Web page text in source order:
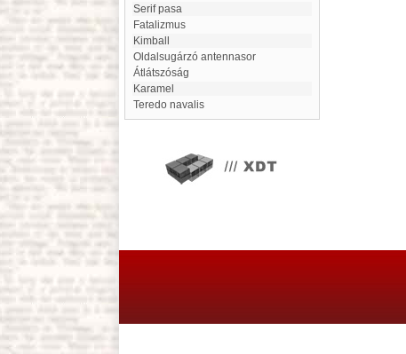
Serif pasa
fatalizmus
Kimball
oldalsugárzó antennasor
Átlátszóság
Karamel
Teredo navalis